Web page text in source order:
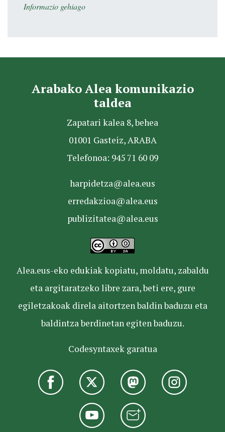
Informazio gehiago
Arabako Alea komunikazio
taldea
Zapatari kalea 8, behea
01001 Gasteiz, ARABA
Telefonoa: 945 71 60 09
harpidetza@alea.eus
erredakzioa@alea.eus
publizitatea@alea.eus
Alea.eus-eko edukiak kopiatu, moldatu, zabaldu
eta argitaratzeko libre zara, beti ere, gure
egiletzakoak direla aitortzen baldin baduzu eta
baldintza berdinetan egiten baduzu.
Codesyntaxek garatua